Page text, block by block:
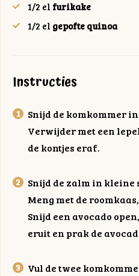
1/2 el furikake
1/2 el gepofte quinoa
Instructies
Snijd de komkommer
Verwijder met een
de kontjes eraf.
Snijd de zalm in kleine
Meng met de
Snijd een avocado
eruit en prak de
Vul de twee